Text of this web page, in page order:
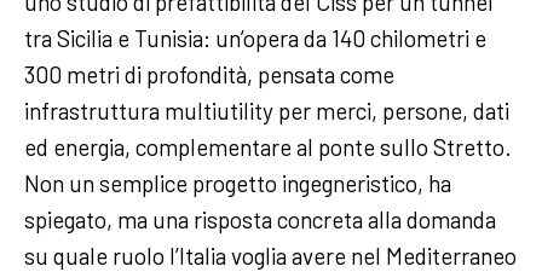
tra Sicilia e Tunisia: un’opera da 140 chilometri e
300 metri di profondità, pensata come
infrastruttura multiutility per merci, persone, dati
ed energia, complementare al ponte sullo Stretto.
Non un semplice progetto ingegneristico, ha
spiegato, ma una risposta concreta alla domanda
su quale ruolo l’Italia voglia avere nel Mediterraneo